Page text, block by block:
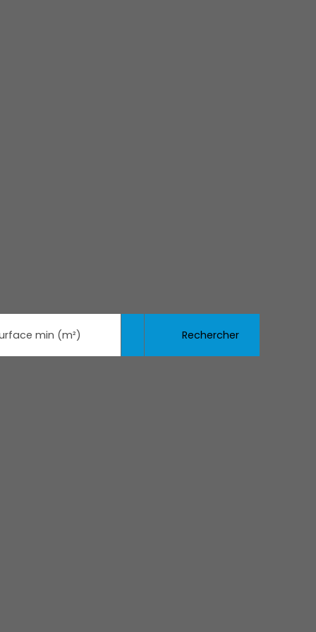
min (m²) Rechercher